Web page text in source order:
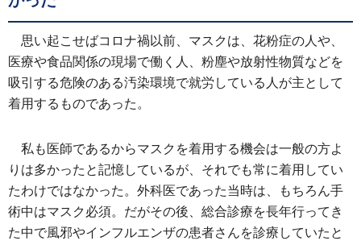
思い起こせばコロナ禍以前、マスクは、花粉症の人や、
医療や食品関係の現場で働く人、粉塵や放射性物質などを
吸引する危険のある汚染環境で就労している人が主として
着用するものであった。
私も医師であるからマスクを着用する機会は一般の方よ
りは多かったと記憶しているが、それでも常に着用してい
たわけではなかった。外科医であった当時は、もちろん手
術中はマスク必須。だがその後、総合診療を長年行ってき
た中で風邪やインフルエンザの患者さんを診療していたと